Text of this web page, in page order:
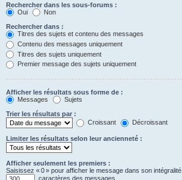
Rechercher dans les sous-forums :
Oui
Non
Rechercher dans :
Titres des sujets et contenu des messages
Contenu des messages uniquement
Titres des sujets uniquement
Premier message des sujets uniquement
Afficher les résultats sous forme de :
Messages
Sujets
Trier les résultats par :
Croissant
Décroissant
Limiter les résultats selon leur ancienneté :
Afficher seulement les premiers :
Saisissez « 0 » pour afficher le message dans son intégralité.
caractères des messages